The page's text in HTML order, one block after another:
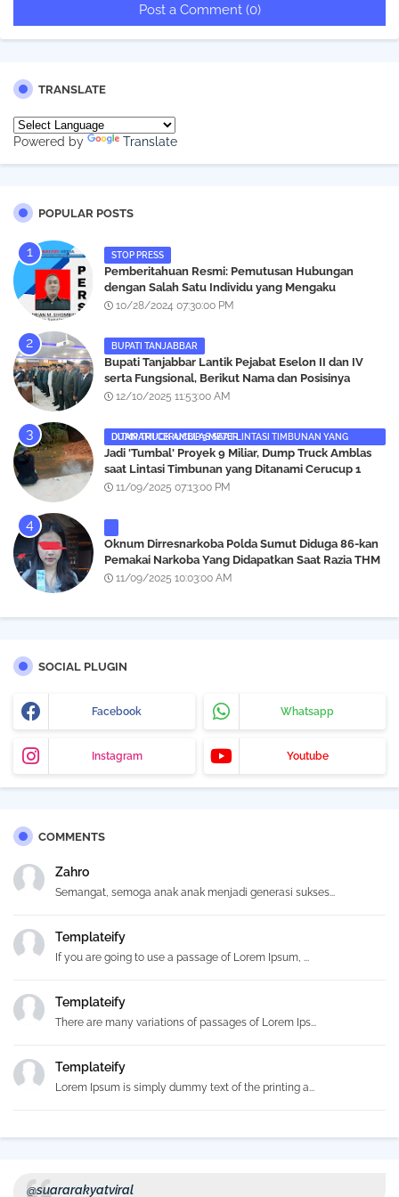
Post a Comment (0)
TRANSLATE
Powered by Translate
POPULAR POSTS
STOP PRESS
Pemberitahuan Resmi: Pemutusan Hubungan
dengan Salah Satu Individu yang Mengaku
Wartawan Analisismedia.com
10/28/2024 07:30:00 PM
BUPATI TANJABBAR
‎Bupati Tanjabbar Lantik Pejabat Eselon II dan IV
serta Fungsional, Berikut Nama dan Posisinya
12/10/2025 11:53:00 AM
DUMP TRUCK AMBLAS SAAT LINTASI TIMBUNAN YANG DITANAMI CERUCUP 3 METER
‎Jadi 'Tumbal' Proyek 9 Miliar, Dump Truck Amblas
saat Lintasi Timbunan yang Ditanami Cerucup 1
Meter
11/09/2025 07:13:00 PM
Oknum Dirresnarkoba Polda Sumut Diduga 86-kan
Pemakai Narkoba Yang Didapatkan Saat Razia THM
Black Owl, Propam Diminta Bertindak
11/09/2025 10:03:00 AM
SOCIAL PLUGIN
Facebook Whatsapp
Instagram Youtube
COMMENTS
Zahro
Semangat, semoga anak anak menjadi generasi sukses...
Templateify
If you are going to use a passage of Lorem Ipsum, ...
Templateify
There are many variations of passages of Lorem Ips...
Templateify
Lorem Ipsum is simply dummy text of the printing a...
@suararakyatviral